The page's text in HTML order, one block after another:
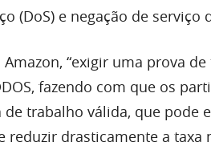
(DoS) e negação de serviço
“exigir uma prova
fazendo com que os
de trabalho válida, que pode
reduzir drasticamente a taxa